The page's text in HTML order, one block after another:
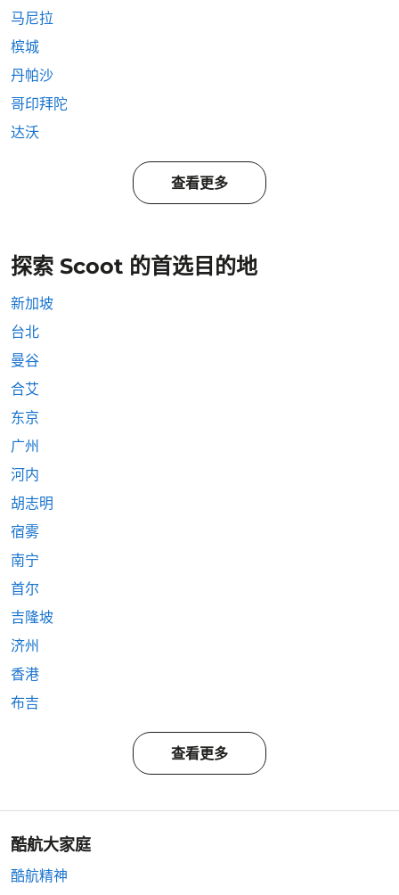
马尼拉
槟城
丹帕沙
哥印拜陀
达沃
查看更多
探索 Scoot 的首选目的地
新加坡
台北
曼谷
合艾
东京
广州
河内
胡志明
宿雾
南宁
首尔
吉隆坡
济州
香港
布吉
查看更多
酷航大家庭
酷航精神